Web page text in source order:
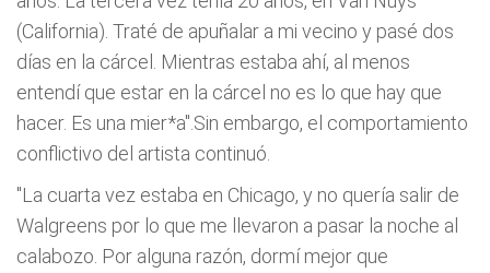
(California). Traté de apuñalar a mi vecino y pasé dos
días en la cárcel. Mientras estaba ahí, al menos
entendí que estar en la cárcel no es lo que hay que
hacer. Es una mier*a".Sin embargo, el comportamiento
conflictivo del artista continuó.
"La cuarta vez estaba en Chicago, y no quería salir de
Walgreens por lo que me llevaron a pasar la noche al
calabozo. Por alguna razón, dormí mejor que